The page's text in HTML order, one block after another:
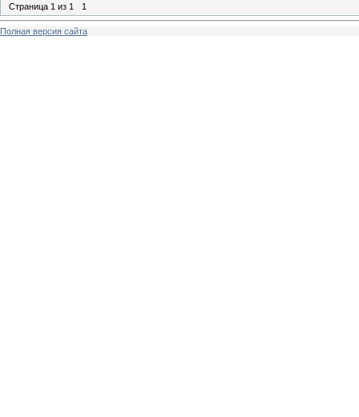
Страница 1 из 1 1
Полная версия сайта